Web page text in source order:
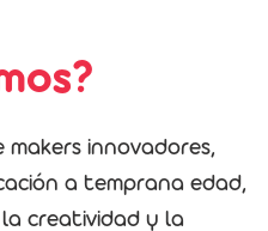
makers innovadores,
a temprana edad,
creatividad y la